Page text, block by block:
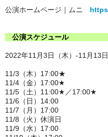
公演ホームページ｜ムニ
公演スケジュー
2022年11月3日（木）-11月13日
11/3（木）17:00★
11/4（金）17:00★
11/5（土）11:00★／17:00★
11/6（日）14:00
11/7（月）17:00
11/8（火）休演日
11/9（水）17:00